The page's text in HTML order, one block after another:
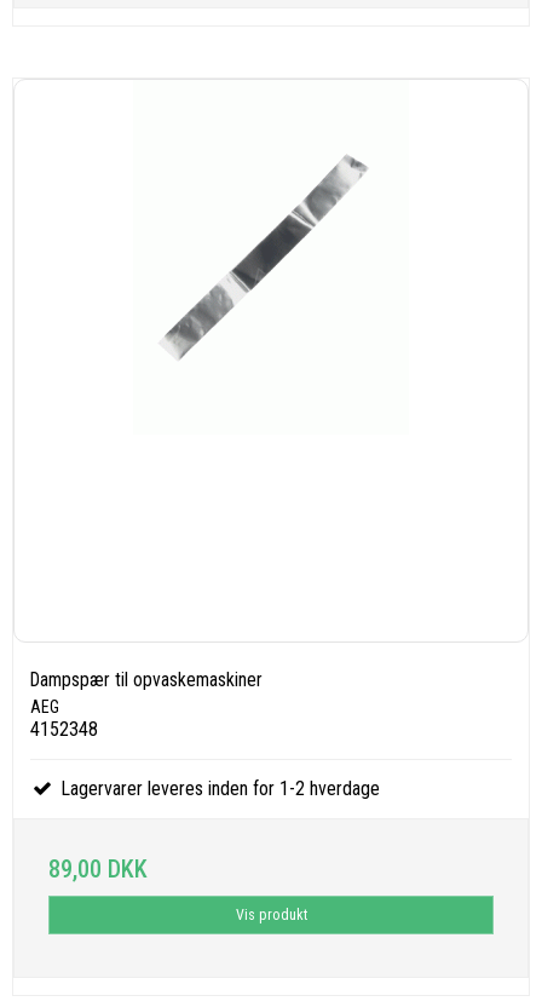
Dampspær til opvaskemaskiner
AEG
4152348
Lagervarer leveres inden for 1-2 hverdage
89,00 DKK
Vis produkt